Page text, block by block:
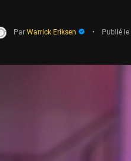
Par Warrick Eriksen • Publié le